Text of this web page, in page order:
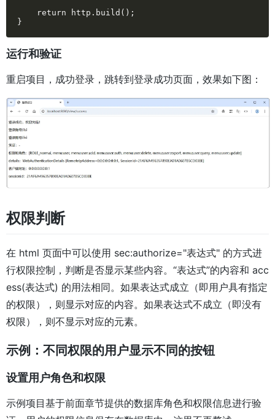
return http.build();
}
运行和验证
重启项目，成功登录，跳转到登录成功页面，效果如下图：
权限判断
在 html 页面中可以使用 sec:authorize="表达式" 的方式进
行权限控制，判断是否显示某些内容。“表达式”的内容和 acc
ess(表达式) 的用法相同。如果表达式成立（即用户具有指定
的权限），则显示对应的内容。如果表达式不成立（即没有
权限），则不显示对应的元素。
示例：不同权限的用户显示不同的按钮
设置用户角色和权限
示例项目基于前面章节提供的数据库角色和权限信息进行验